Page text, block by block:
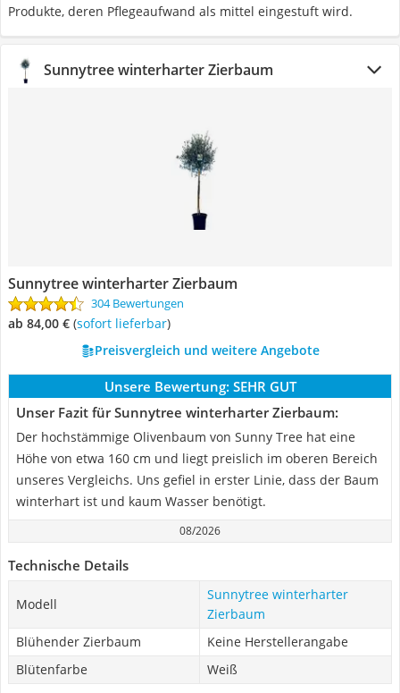
Produkte, deren Pflegeaufwand als mittel eingestuft wird.
Sunnytree winterharter Zierbaum
Sunnytree winterharter Zierbaum
304 Bewertungen
ab 84,00 € ( Sofort lieferbar)
Preisvergleich und weitere Angebote
Unsere Bewertung: SEHR GUT
Unser Fazit für Sunnytree winterharter Zierbaum:
Der hochstämmige Olivenbaum von Sunny Tree hat eine
Höhe von etwa 160 cm und liegt preislich im oberen Bereich
unseres Vergleichs. Uns gefiel in erster Linie, dass der Baum
winterhart ist und kaum Wasser benötigt.
08/2026
Technische Details
Modell
Sunnytree winterharter
Zierbaum
Blühender Zierbaum
Keine Herstellerangabe
Blütenfarbe
Weiß